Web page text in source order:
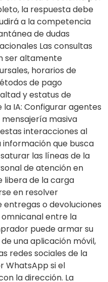
la respuesta debe
a la competencia
de dudas
Las consultas
ser altamente
horarios de
de pago
y estatus de
IA: Configurar agentes
masiva
interacciones al
que busca
las líneas de la
de atención en
libera de la carga
en resolver
o devoluciones
omnicanal entre la
puede armar su
una aplicación móvil,
redes sociales de la
WhatsApp si el
la dirección. La